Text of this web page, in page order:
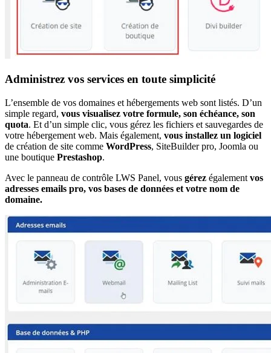
Administrez vos services en toute simplicité
L’ensemble de vos domaines et hébergements web sont listés. D’un
simple regard, vous visualisez votre formule, son échéance, son
quota. Et d’un simple clic, vous gérez les fichiers et sauvegardes de
votre hébergement web. Mais également, vous installez un logiciel
de création de site comme WordPress, SiteBuilder pro, Joomla ou
une boutique Prestashop.
Avec le panneau de contrôle LWS Panel, vous gérez également vos
adresses emails pro, vos bases de données et votre nom de
domaine.